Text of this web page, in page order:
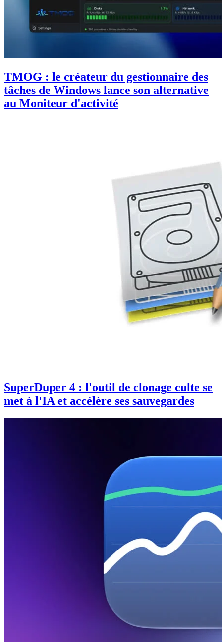
TMOG : le créateur du gestionnaire des
tâches de Windows lance son alternative
au Moniteur d'activité
SuperDuper 4 : l'outil de clonage culte se
met à l'IA et accélère ses sauvegardes